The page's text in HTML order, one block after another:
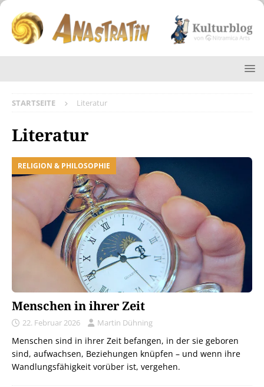
STARTSEITE Literatur
Literatur
RELIGION & PHILOSOPHIE
Menschen in ihrer Zeit
22. Februar 2026 Martin Dühning
Menschen sind in ihrer Zeit befangen, in der sie geboren
sind, aufwachsen, Beziehungen knüpfen – und wenn ihre
Wandlungsfähigkeit vorüber ist, vergehen.